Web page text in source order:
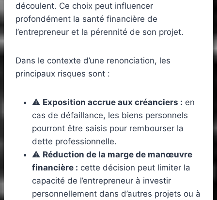
découlent. Ce choix peut influencer
profondément la santé financière de
l’entrepreneur et la pérennité de son projet.
Dans le contexte d’une renonciation, les
principaux risques sont :
⚠️ Exposition accrue aux créanciers : en
cas de défaillance, les biens personnels
pourront être saisis pour rembourser la
dette professionnelle.
⚠️ Réduction de la marge de manœuvre
financière : cette décision peut limiter la
capacité de l’entrepreneur à investir
personnellement dans d’autres projets ou à